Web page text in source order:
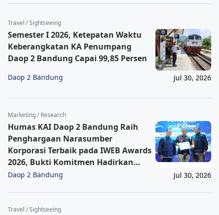
Travel / Sightseeing
Semester I 2026, Ketepatan Waktu
Keberangkatan KA Penumpang
Daop 2 Bandung Capai 99,85 Persen
Daop 2 Bandung Jul 30, 2026
Marketing / Research
Humas KAI Daop 2 Bandung Raih
Penghargaan Narasumber
Korporasi Terbaik pada IWEB Awards
2026, Bukti Komitmen Hadirkan
Informasi Cepat, Akurat, dan
Daop 2 Bandung Jul 30, 2026
Travel / Sightseeing